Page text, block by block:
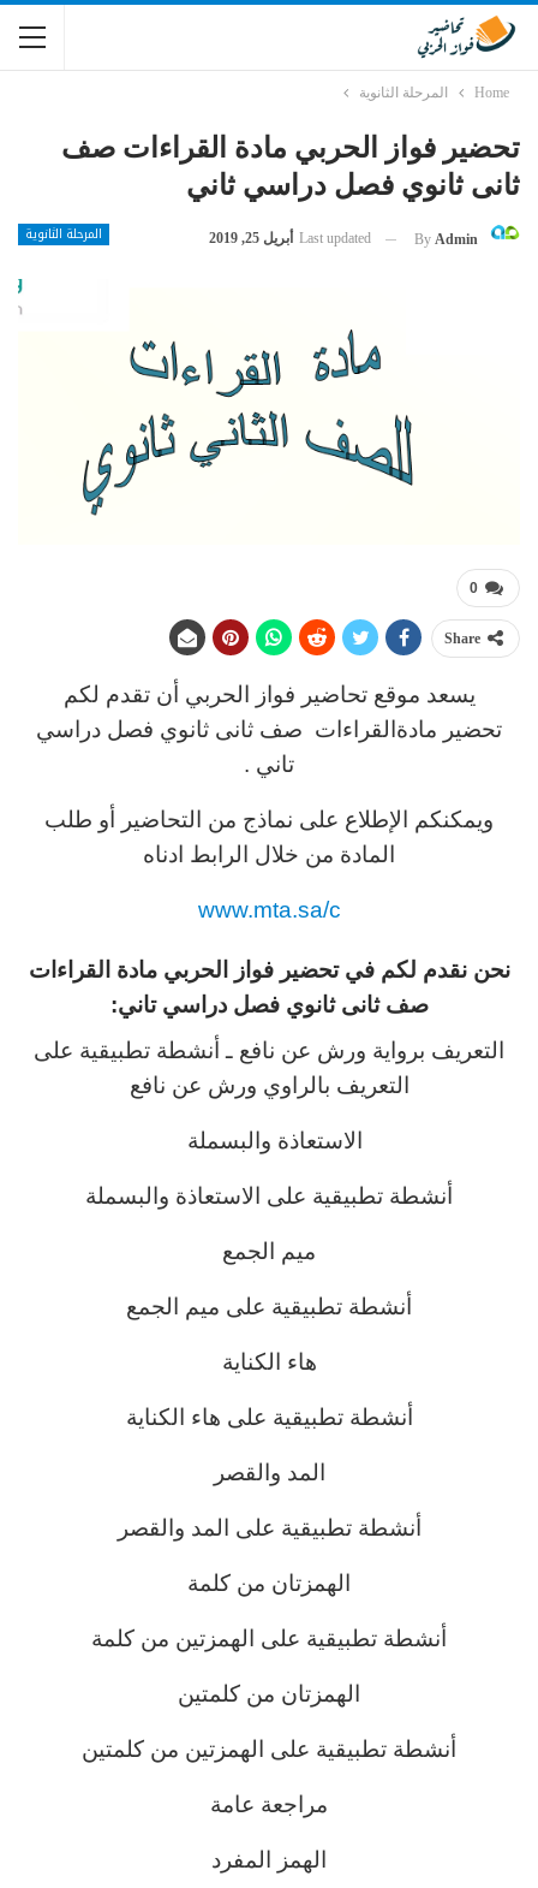
Home المرحلة الثانوية
تحضير فواز الحربي مادة القراءات صف
ثانى ثانوي فصل دراسي ثاني
المرحلة الثانوية By Admin
Last updated أبريل 25, 2019
0
Share
يسعد موقع تحاضير فواز الحربي أن تقدم لكم
تحضير مادةالقراءات صف ثانى ثانوي فصل دراسي
تاني .
ويمكنكم الإطلاع على نماذج من التحاضير أو طلب
المادة من خلال الرابط ادناه
www.mta.sa/c
نحن نقدم لكم في تحضير فواز الحربي مادة القراءات
صف ثانى ثانوي فصل دراسي تاني:
التعريف برواية ورش عن نافع ـ أنشطة تطبيقية على
التعريف بالراوي ورش عن نافع
الاستعاذة والبسملة
أنشطة تطبيقية على الاستعاذة والبسملة
ميم الجمع
أنشطة تطبيقية على ميم الجمع
هاء الكناية
أنشطة تطبيقية على هاء الكناية
المد والقصر
أنشطة تطبيقية على المد والقصر
الهمزتان من كلمة
أنشطة تطبيقية على الهمزتين من كلمة
الهمزتان من كلمتين
أنشطة تطبيقية على الهمزتين من كلمتين
مراجعة عامة
الهمز المفرد